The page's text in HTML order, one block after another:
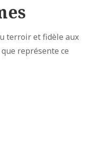
terroir et fidèle aux
représente ce